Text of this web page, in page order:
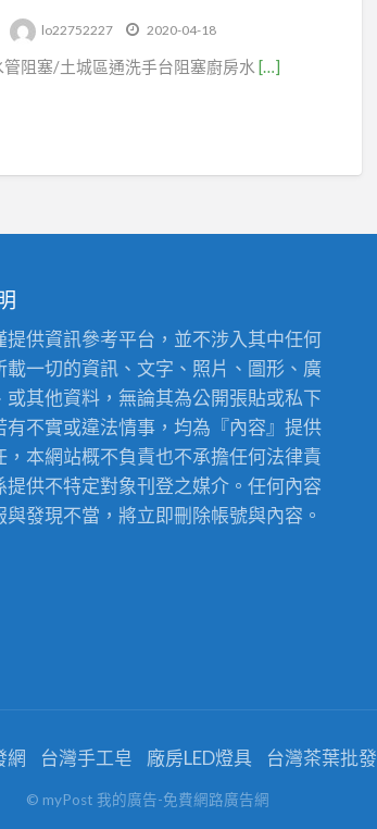
lo22752227 2020-04-18
阻塞/土城區通洗手台阻塞廚房水 […]
提供資訊參考平台，並不涉入其中任何
載一切的資訊、文字、照片、圖形、廣
或其他資料，無論其為公開張貼或私下
有不實或違法情事，均為『內容』提供
，本網站概不負責也不承擔任何法律責
提供不特定對象刊登之媒介。任何內容
與發現不當，將立即刪除帳號與內容。
網 台灣手工皂 廠房LED燈具 台灣茶葉批發
© myPost 我的廣告-免費網路廣告網